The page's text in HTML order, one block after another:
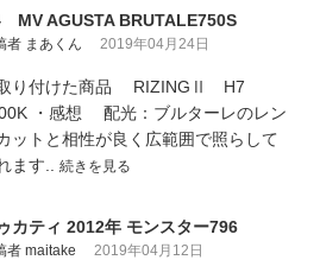
MV AGUSTA BRUTALE750S
者 まあくん 2019年04月24日
取り付けた商品 RIZINGⅡ H7
・感想 配光：ブルターレのレン
ットと相性が良く広範囲で照らして
ます.. 続きを見る
カティ 2012年 モンスター796
者 maitake 2019年04月12日